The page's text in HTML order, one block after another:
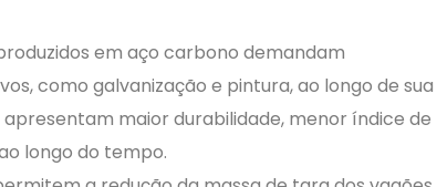
em aço carbono demandam
como galvanização e pintura, ao longo de sua
maior durabilidade, menor índice de
longo do tempo.